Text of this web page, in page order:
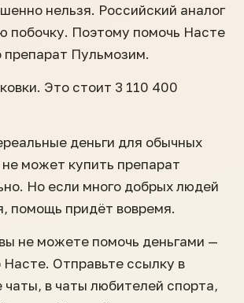
нельзя. Российский аналог
побочку. Поэтому помочь Насте
Пульмозим.
Это стоит 3 110 400
деньги для обычных
может купить препарат
Но если много добрых людей
помощь придёт вовремя.
не можете помочь деньгами —
Отправьте ссылку в
чаты, в чаты любителей спорта,